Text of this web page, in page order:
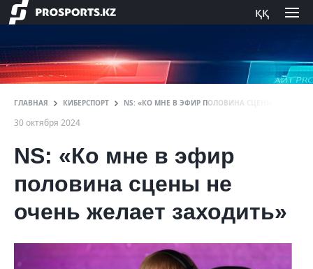
ққ
ГЛАВНАЯ КИБЕРСПОРТ NS: «КО МНЕ В ЭФИР ПОЛОВИНА СЦЕНЫ НЕ ОЧЕНЬ
30 октября 2024
NS: «Ко мне в эфир
половина сцены не
очень желает заходить»